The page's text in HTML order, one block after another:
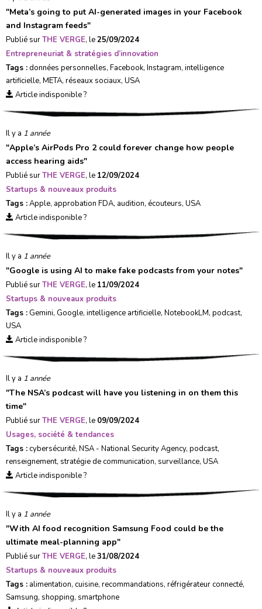
"Meta’s going to put AI-generated images in your Facebook
and Instagram feeds"
Publié surTHE VERGE, le25/09/2024
Entrepreneuriat & stratégies d’innovation
Tags :données personnelles, Facebook, Instagram, intelligence
artificielle, META, réseaux sociaux, USA
Article indisponible ?
Il y a 1 année
"Apple’s AirPods Pro 2 could forever change how people
access hearing aids"
Publié surTHE VERGE, le 12/09/2024
Startups & nouveaux produits
Tags :Apple, approbation FDA, audition, écouteurs, USA
Article indisponible ?
Il y a 1 année
"Google is using AI to make fake podcasts from your notes"
Publié surTHE VERGE, le 11/09/2024
Startups & nouveaux produits
Tags :Gemini, Google, intelligence artificielle, NotebookLM, podcast,
USA
Article indisponible ?
Il y a 1 année
"The NSA’s podcast will have you listening in on them this
time"
Publié surTHE VERGE, le 09/09/2024
Usages, société & tendances
Tags :cybersécurité, NSA - National Security Agency, podcast,
renseignement, stratégie de communication, surveillance, USA
Article indisponible ?
Il y a 1 année
"With AI food recognition Samsung Food could be the
ultimate meal-planning app"
Publié surTHE VERGE, le31/08/2024
Startups & nouveaux produits
Tags : alimentation, cuisine, recommandations, réfrigérateur connecté,
Samsung, shopping, smartphone